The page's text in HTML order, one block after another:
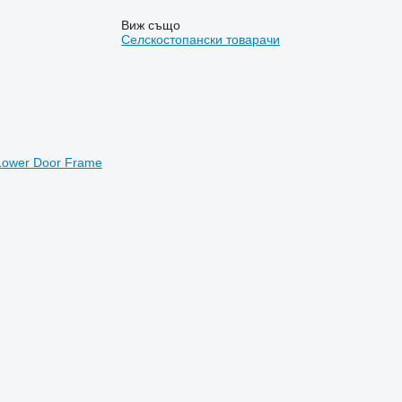
Door Frame
Виж също
Селскостопански товарачи